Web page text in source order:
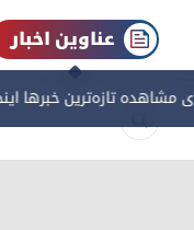
عناوین اخبار
مشاهده‌ تازه‌ترین خبرها